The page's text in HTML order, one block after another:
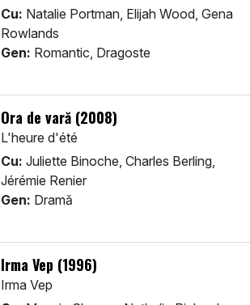
Cu: Natalie Portman, Elijah Wood, Gena
Rowlands
Gen: Romantic, Dragoste
Ora de vară (2008)
L'heure d'été
Cu: Juliette Binoche, Charles Berling,
Jérémie Renier
Gen: Dramă
Irma Vep (1996)
Irma Vep